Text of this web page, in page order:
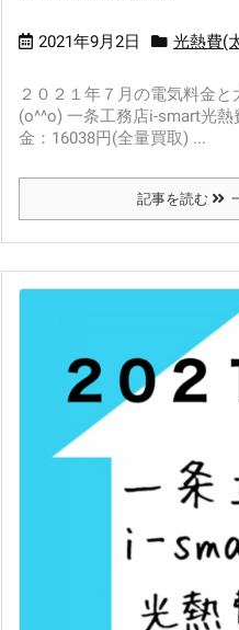
2021年9月2日 光熱費(
２０２１年７月の電気料金
(o^^o) 一条工務店i-smart光
金：16038円(全量買取) ...
記事を読む